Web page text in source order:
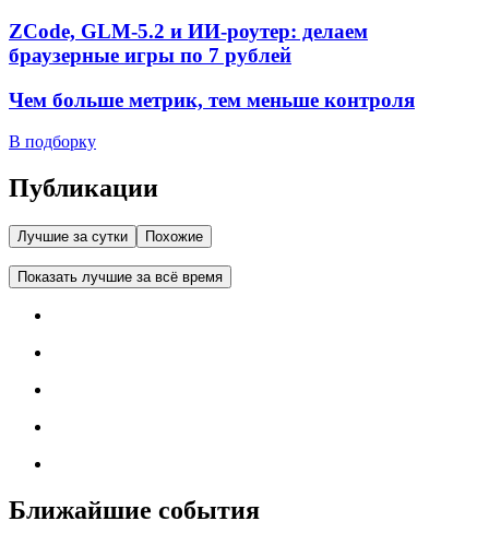
ZCode, GLM-5.2 и ИИ-роутер: делаем
браузерные игры по 7 рублей
Чем больше метрик, тем меньше контроля
В подборку
Публикации
Лучшие за сутки Похожие
Показать лучшие за всё время
Ближайшие события